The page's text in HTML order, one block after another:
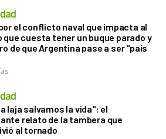
el conflicto naval que impacta al
que cuesta tener un buque parado y
de que Argentina pase a ser "país
laja salvamos la vida": el
relato de la tambera que
al tornado